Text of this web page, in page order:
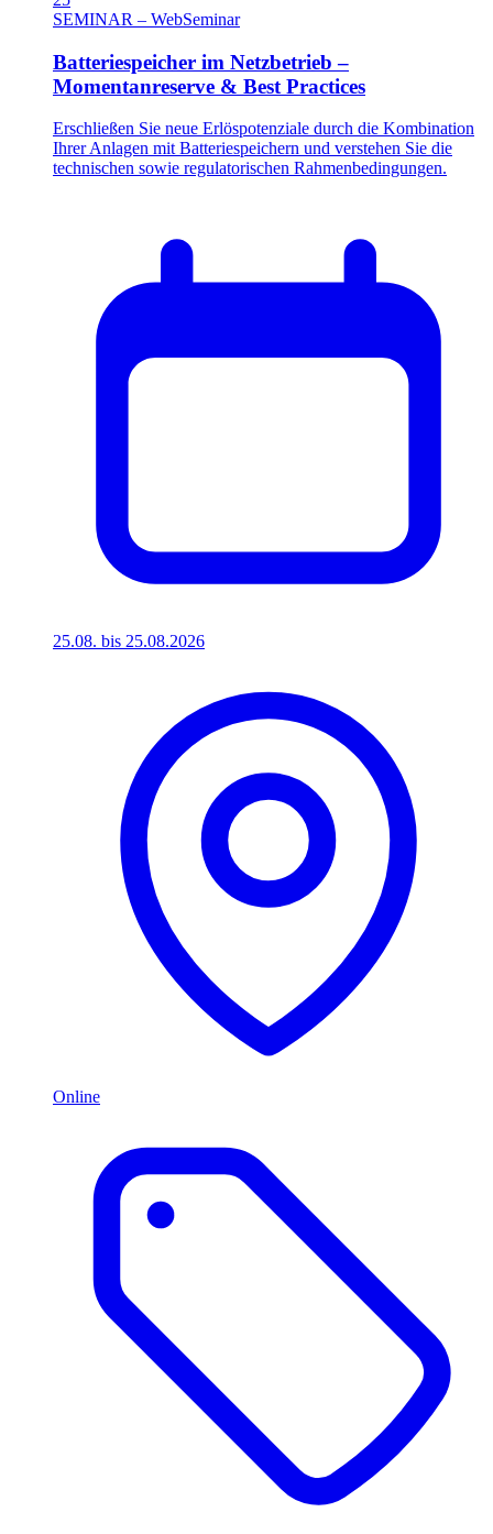
SEMINAR – WebSeminar
Batteriespeicher im Netzbetrieb –
Momentanreserve & Best Practices
Erschließen Sie neue Erlöspotenziale durch die Kombination
Ihrer Anlagen mit Batteriespeichern und verstehen Sie die
technischen sowie regulatorischen Rahmenbedingungen.
25.08. bis 25.08.2026
Online